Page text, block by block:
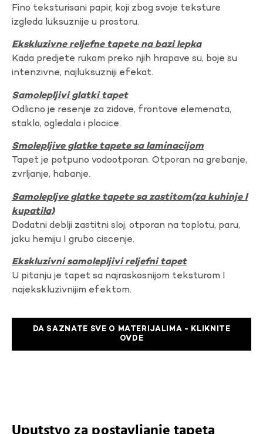
Fino teksturisani papir, koji zbog svoje teksture
izgleda luksuznije u prostoru.
Ekskluzivne reljefne tapete na bazi lepka
Kada predjete rukom preko njih hrapave su, boje su
intenzivne, najluksuzniji efekat.
Samolepljivi glatki tapet
Odlicno je resenje za zidove, frontove elemenata,
staklo, ogledala i plocice.
Smolepljive glatke tapete sa laminacijom
Tapet je potpuno vodootporan. Otporan na grebanje,
zvrljanje, habanje.
Samolepljve glatke tapete sa zastitom(za kuhinje I
kupatila)
Dodatni deblji zastitni sloj, otporan na toplotu, paru,
jaku hemiju I grubo ciscenje.
Ekskluzivni samolepljivi reljefni tapet
U pitanju je tapet sa najraskosnijom teksturom I
najekskluzivnijim efektom.
DA SAZNATE SVE O MATERIJALIMA - KLIKNITE
OVDE